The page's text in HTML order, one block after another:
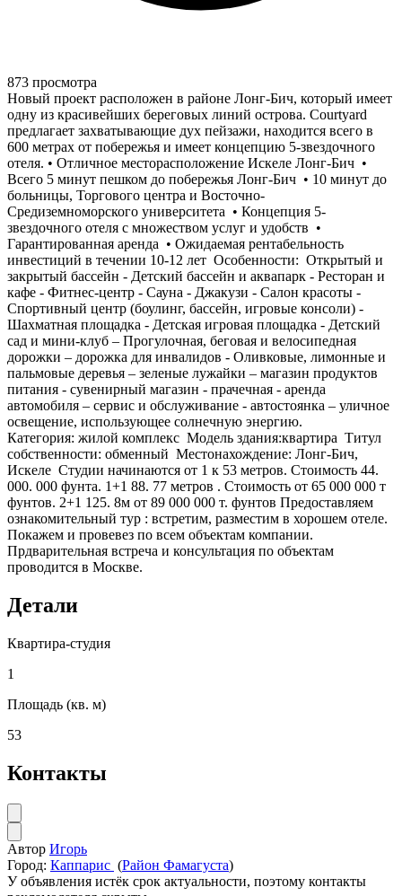
873 просмотра
Новый проект расположен в районе Лонг-Бич, который имеет
одну из красивейших береговых линий острова. Courtyard
предлагает захватывающие дух пейзажи, находится всего в
600 метрах от побережья и имеет концепцию 5-звездочного
отеля. • Отличное месторасположение Искеле Лонг-Бич •
Всего 5 минут пешком до побережья Лонг-Бич • 10 минут до
больницы, Торгового центра и Восточно-
Средиземноморского университета • Концепция 5-
звездочного отеля с множеством услуг и удобств •
Гарантированная аренда • Ожидаемая рентабельность
инвестиций в течении 10-12 лет Особенности: Открытый и
закрытый бассейн - Детский бассейн и аквапарк - Ресторан и
кафе - Фитнес-центр - Сауна - Джакузи - Салон красоты -
Спортивный центр (боулинг, бассейн, игровые консоли) -
Шахматная площадка - Детская игровая площадка - Детский
сад и мини-клуб – Прогулочная, беговая и велосипедная
дорожки – дорожка для инвалидов - Оливковые, лимонные и
пальмовые деревья – зеленые лужайки – магазин продуктов
питания - сувенирный магазин - прачечная - аренда
автомобиля – сервис и обслуживание - автостоянка – уличное
освещение, использующее солнечную энергию.
Категория: жилой комплекс Модель здания:квартира Титул
собственности: обменный Местонахождение: Лонг-Бич,
Искеле Студии начинаются от 1 к 53 метров. Стоимость 44.
000. 000 фунта. 1+1 88. 77 метров . Стоимость от 65 000 000 т
фунтов. 2+1 125. 8м от 89 000 000 т. фунтов Предоставляем
ознакомительный тур : встретим, разместим в хорошем отеле.
Покажем и провевез по всем объектам компании.
Прдварительная встреча и консультация по объектам
проводится в Москве.
Детали
Квартира-студия
1
Площадь (кв. м)
53
Контакты
Автор Игорь
Город: Каппарис (Район Фамагуста)
У объявления истёк срок актуальности, поэтому контакты